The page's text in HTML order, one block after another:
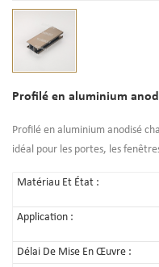
Profilé en aluminium
Profilé en aluminium anodisé
idéal pour les portes, les
Matériau Et État :
Application :
Délai De Mise En Œuvre :